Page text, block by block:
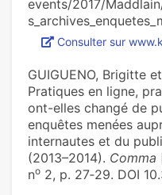
events/2017/
Consulter sur
GUIGUENO, Brigitte
Pratiques en ligne,
ont-elles changé de
enquêtes menées
internautes et du
(2013–2014). Comma
no 2, p. 27‑29. DOI